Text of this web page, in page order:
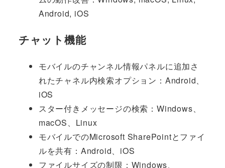
Android, iOS
チャット機能
モバイルのチャンネル情報パネルに追加さ
れたチャネル内検索オプション：Android、
iOS
スター付きメッセージの検索：Windows、
macOS、Linux
モバイルでのMicrosoft SharePointとファイ
ルを共有：Android、iOS
ファイルサイズの制限：Windows、